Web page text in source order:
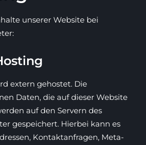
unserer Website bei
extern gehostet. Die
Daten, die auf dieser Website
auf den Servern des
gespeichert. Hierbei kann es
Kontaktanfragen, Meta-